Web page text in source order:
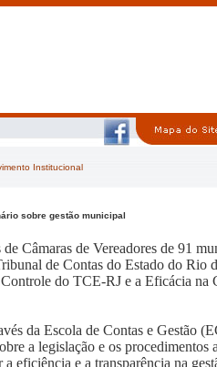
Institucional
sobre gestão municipal
Câmaras de Vereadores de 91
de Contas do Estado do Rio
do TCE-RJ e a Eficácia na
da Escola de Contas e Gestão
a legislação e os procedimentos
eficiência e a transparência na